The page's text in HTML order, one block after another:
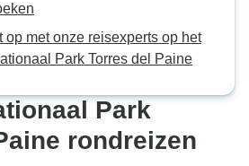
op met onze reisexperts op het
Park Torres del Paine
Park
rondreizen